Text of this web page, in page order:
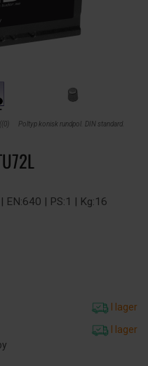
Poltyp konisk rundpol. DIN standard.
| PS:1 | Kg:16
I lager
I lager